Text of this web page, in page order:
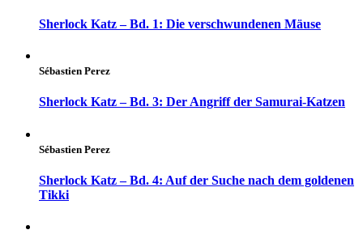
Sherlock Katz – Bd. 1: Die verschwundenen Mäuse
Sébastien Perez
Sherlock Katz – Bd. 3: Der Angriff der Samurai-Katzen
Sébastien Perez
Sherlock Katz – Bd. 4: Auf der Suche nach dem goldenen
Tikki